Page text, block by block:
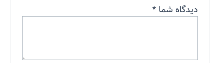
دیدگاه شما*